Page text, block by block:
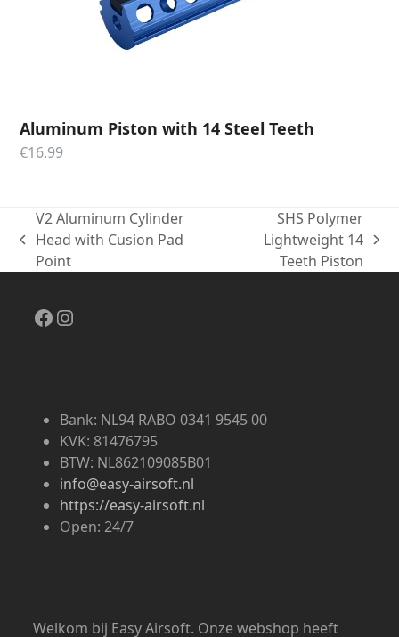
Aluminum Piston with 14 Steel Teeth
€16.99
previous
post:
V2 Aluminum Cylinder
Head with Cusion Pad
Point
post:
SHS Polymer
Lightweight 14
Teeth Piston
Facebook
Instagram
Bank: NL94 RABO 0341 9545 00
KVK: 81476795
BTW: NL862109085B01
info@easy-airsoft.nl
https://easy-airsoft.nl
Open: 24/7
Welkom bij Easy Airsoft. Onze webshop heeft